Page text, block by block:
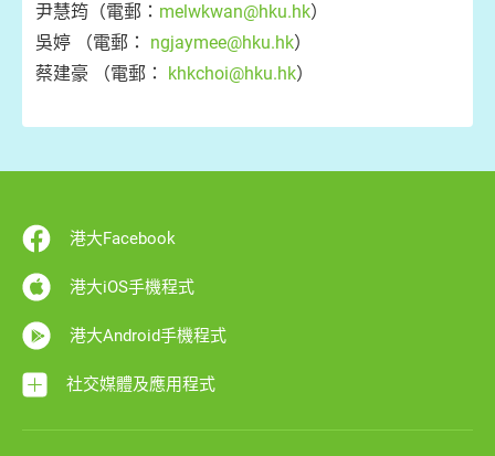
尹慧筠（電郵： melwkwan@hku.hk）
吳婷 （電郵： ngjaymee@hku.hk）
蔡建豪 （電郵： khkchoi@hku.hk）
港大Facebook
港大iOS手機程式
港大Android手機程式
社交媒體及應用程式